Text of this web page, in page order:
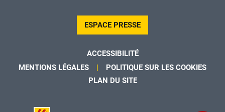
ESPACE PRESSE
ACCESSIBILITÉ
MENTIONS LÉGALES
POLITIQUE SUR LES COOKIES
PLAN DU SITE